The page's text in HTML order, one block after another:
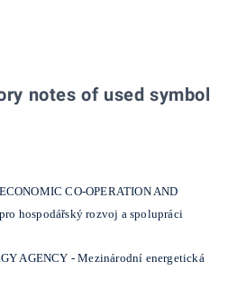
notes of used symbols
CO-OPERATION AND
hospodářský rozvoj a spolupráci
AGENCY - Mezinárodní energetická